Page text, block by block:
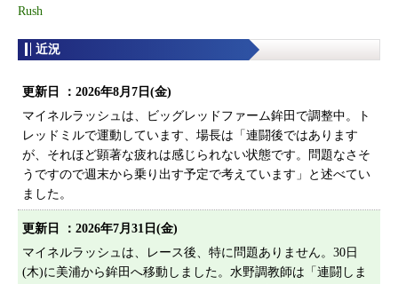
Rush
近況
更新日 ： 2026年8月7日(金)
マイネルラッシュは、ビッグレッドファーム鉾田で調整中。ト
レッドミルで運動しています、場長は「連闘後ではあります
が、それほど顕著な疲れは感じられない状態です。問題なさそ
うですので週末から乗り出す予定で考えています」と述べてい
ました。
更新日 ： 2026年7月31日(金)
マイネルラッシュは、レース後、特に問題ありません。30日
(木)に美浦から鉾田へ移動しました。水野調教師は「連闘しま
お問い合わせ
サイトマップ